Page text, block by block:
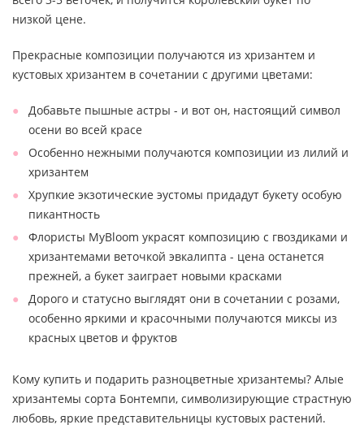
низкой цене.
Прекрасные композиции получаются из хризантем и
кустовых хризантем в сочетании с другими цветами:
Добавьте пышные астры - и вот он, настоящий символ
осени во всей красе
Особенно нежными получаются композиции из лилий и
хризантем
Хрупкие экзотические эустомы придадут букету особую
пикантность
Флористы MyBloom украсят композицию с гвоздиками и
хризантемами веточкой эвкалипта - цена останется
прежней, а букет заиграет новыми красками
Дорого и статусно выглядят они в сочетании с розами,
особенно яркими и красочными получаются миксы из
красных цветов и фруктов
Кому купить и подарить разноцветные хризантемы? Алые
хризантемы сорта Бонтемпи, символизирующие страстную
любовь, яркие представительницы кустовых растений.